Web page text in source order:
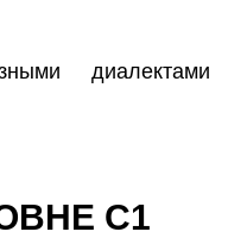
диалектами
С1